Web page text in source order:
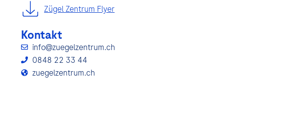
Zügel Zentrum Flyer
Kontakt
info@zuegelzentrum.ch
0848 22 33 44
zuegelzentrum.ch